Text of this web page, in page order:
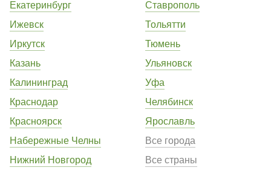
Екатеринбург
Ижевск
Иркутск
Казань
Калининград
Краснодар
Красноярск
Набережные Челны
Нижний Новгород
Ставрополь
Тольятти
Тюмень
Ульяновск
Уфа
Челябинск
Ярославль
Все города
Все страны